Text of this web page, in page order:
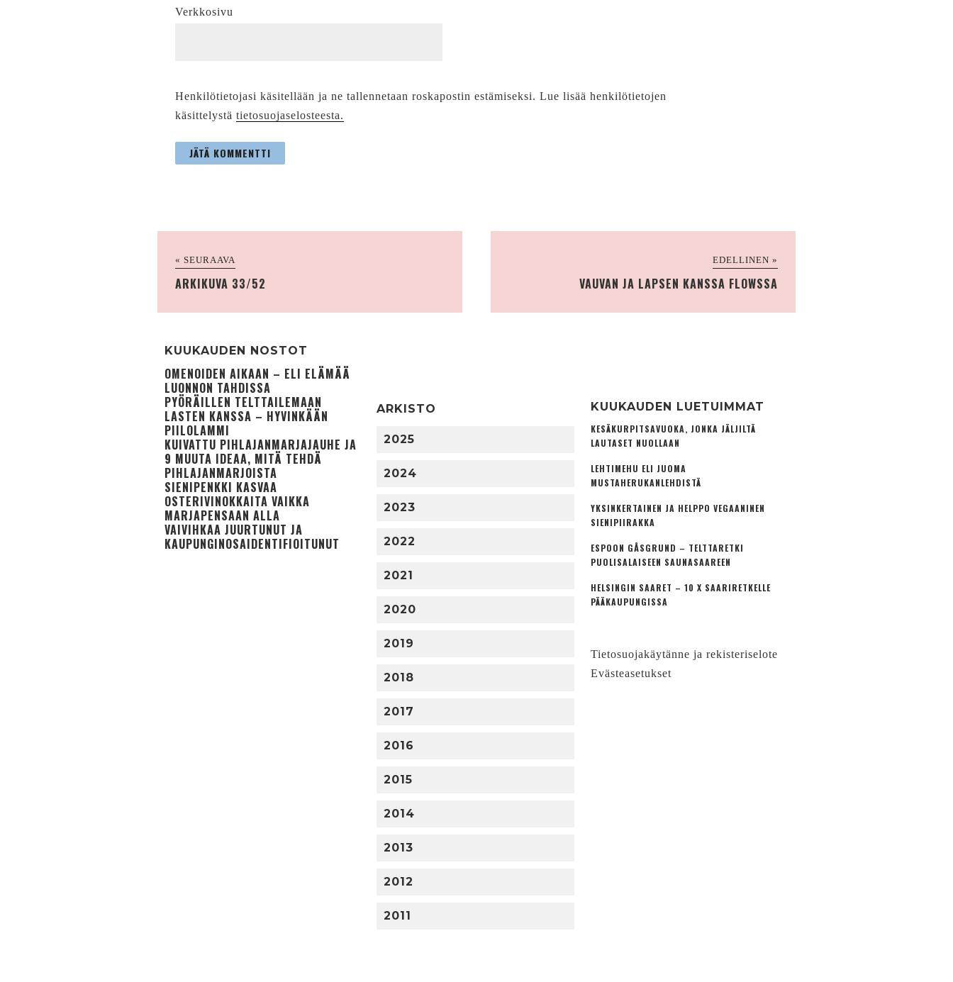
Verkkosivu
Henkilötietojasi käsitellään ja ne tallennetaan roskapostin estämiseksi. Lue lisää henkilötietojen
käsittelystä tietosuojaselosteesta.
« SEURAAVA
ARKIKUVA 33/52
EDELLINEN »
VAUVAN JA LAPSEN KANSSA FLOWSSA
KUUKAUDEN NOSTOT
OMENOIDEN AIKAAN – ELI ELÄMÄÄ
LUONNON TAHDISSA
PYÖRÄILLEN TELTTAILEMAAN
LASTEN KANSSA – HYVINKÄÄN
PIILOLAMMI
KUIVATTU PIHLAJANMARJAJAUHE JA
9 MUUTA IDEAA, MITÄ TEHDÄ
PIHLAJANMARJOISTA
SIENIPENKKI KASVAA
OSTERIVINOKKAITA VAIKKA
MARJAPENSAAN ALLA
VAIVIHKAA JUURTUNUT JA
KAUPUNGINOSA­IDENTIFIOITUNUT
ARKISTO
2025
2024
2023
2022
2021
2020
2019
2018
2017
2016
2015
2014
2013
2012
2011
KUUKAUDEN LUETUIMMAT
KESÄKURPITSAVUOKA, JONKA JÄLJILTÄ
LAUTASET NUOLLAAN
LEHTIMEHU ELI JUOMA
MUSTAHERUKANLEHDISTÄ
YKSINKERTAINEN JA HELPPO VEGAANINEN
SIENIPIIRAKKA
ESPOON GÅSGRUND – TELTTARETKI
PUOLISALAISEEN SAUNASAAREEN
HELSINGIN SAARET – 10 X SAARIRETKELLE
PÄÄKAUPUNGISSA
Tietosuojakäytänne ja rekisteriselote
Evästeasetukset